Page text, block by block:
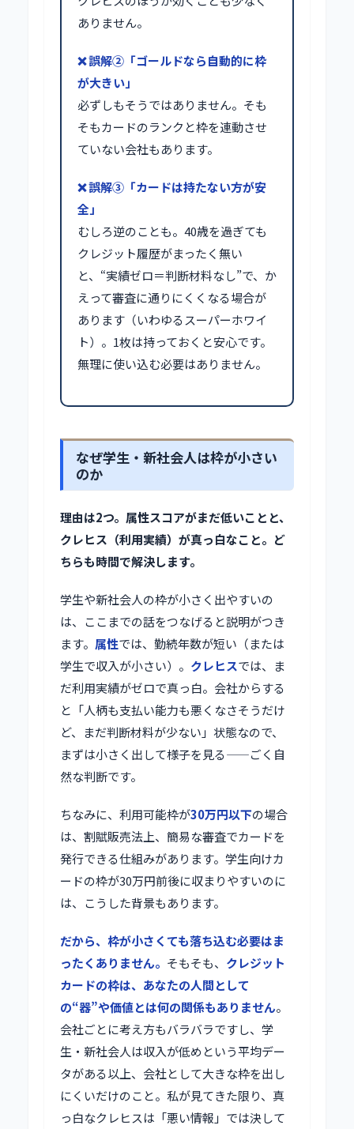
ありません。
❌ 誤解②「ゴールドなら自動的に枠
が大きい」
必ずしもそうではありません。そも
そもカードのランクと枠を連動させ
ていない会社もあります。
❌ 誤解③「カードは持たない方が安
全」
むしろ逆のことも。40歳を過ぎても
クレジット履歴がまったく無い
と、“実績ゼロ＝判断材料なし”で、か
えって審査に通りにくくなる場合が
あります（いわゆるスーパーホワイ
ト）。1枚は持っておくと安心です。
無理に使い込む必要はありません。
なぜ学生・新社会人は枠が小さい
のか
理由は2つ。属性スコアがまだ低いことと、
クレヒス（利用実績）が真っ白なこと。ど
ちらも時間で解決します。
学生や新社会人の枠が小さく出やすいの
は、ここまでの話をつなげると説明がつき
ます。 属性では、勤続年数が短い（または
学生で収入が小さい）。 クレヒスでは、ま
だ利用実績がゼロで真っ白。会社からする
と「人柄も支払い能力も悪くなさそうだけ
ど、まだ判断材料が少ない」状態なので、
まずは小さく出して様子を見る——ごく自
然な判断です。
ちなみに、利用可能枠が30万円以下の場合
は、割賦販売法上、簡易な審査でカードを
発行できる仕組みがあります。学生向けカ
ードの枠が30万円前後に収まりやすいのに
は、こうした背景もあります。
だから、枠が小さくても落ち込む必要はま
ったくありません。 そもそも、 クレジット
カードの枠は、あなたの人間として
の“器”や価値とは何の関係もありません。
会社ごとに考え方もバラバラですし、学
生・新社会人は収入が低めという平均デー
タがある以上、会社として大きな枠を出し
にくいだけのこと。私が見てきた限り、真
っ白なクレヒスは「悪い情報」では決して